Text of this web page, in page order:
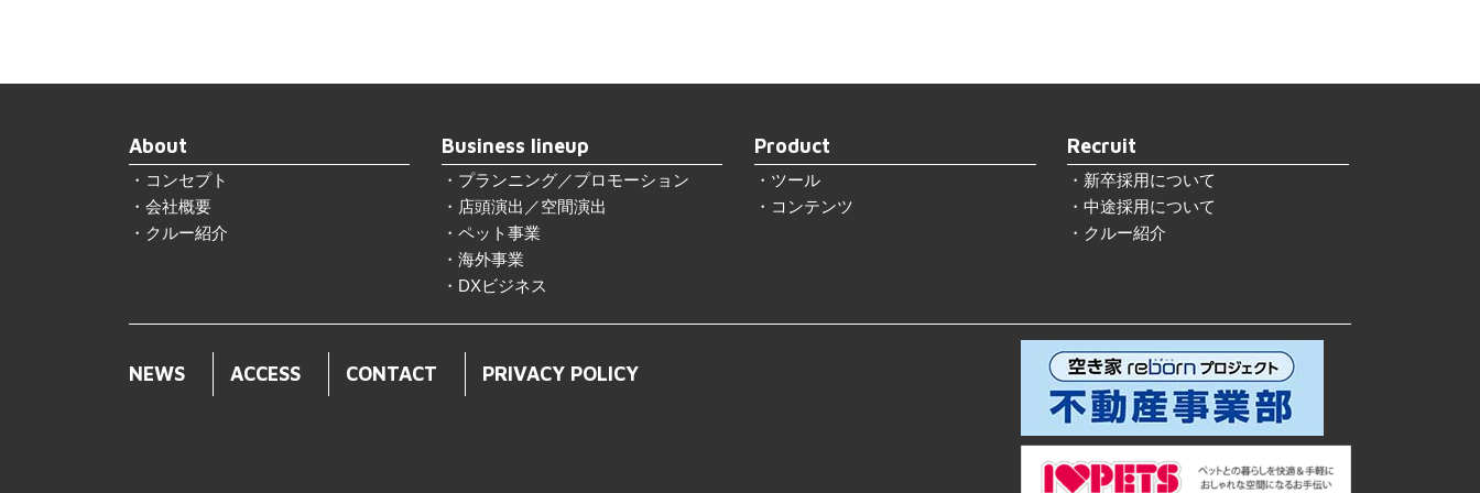
About
コンセプト
会社概要
クルー紹介
Business lineup
プランニング／プロモーション
店頭演出／空間演出
ペット事業
海外事業
DXビジネス
Product
ツール
コンテンツ
Recruit
新卒採用について
中途採用について
クルー紹介
NEWS ACCESS CONTACT PRIVACY POLICY